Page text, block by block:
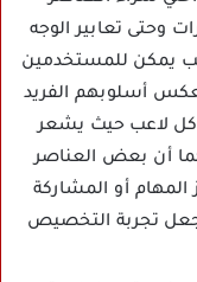
وحتى تعابير الوجه
يمكن للمستخدمين
أسلوبهم الفريد
كل لاعب حيث يشعر
كما أن بعض العناصر
أو المشاركة
تجربة التخصيص